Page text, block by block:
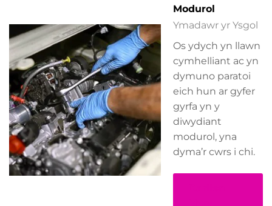
Modurol
Ymadawr yr Ysgol
Os ydych yn llawn
cymhelliant ac yn
dymuno paratoi
eich hun ar gyfer
gyrfa yn y
diwydiant
modurol, yna
dyma’r cwrs i chi.